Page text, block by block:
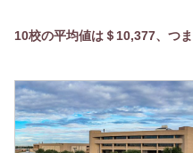
10校の平均値は＄10,377、つ